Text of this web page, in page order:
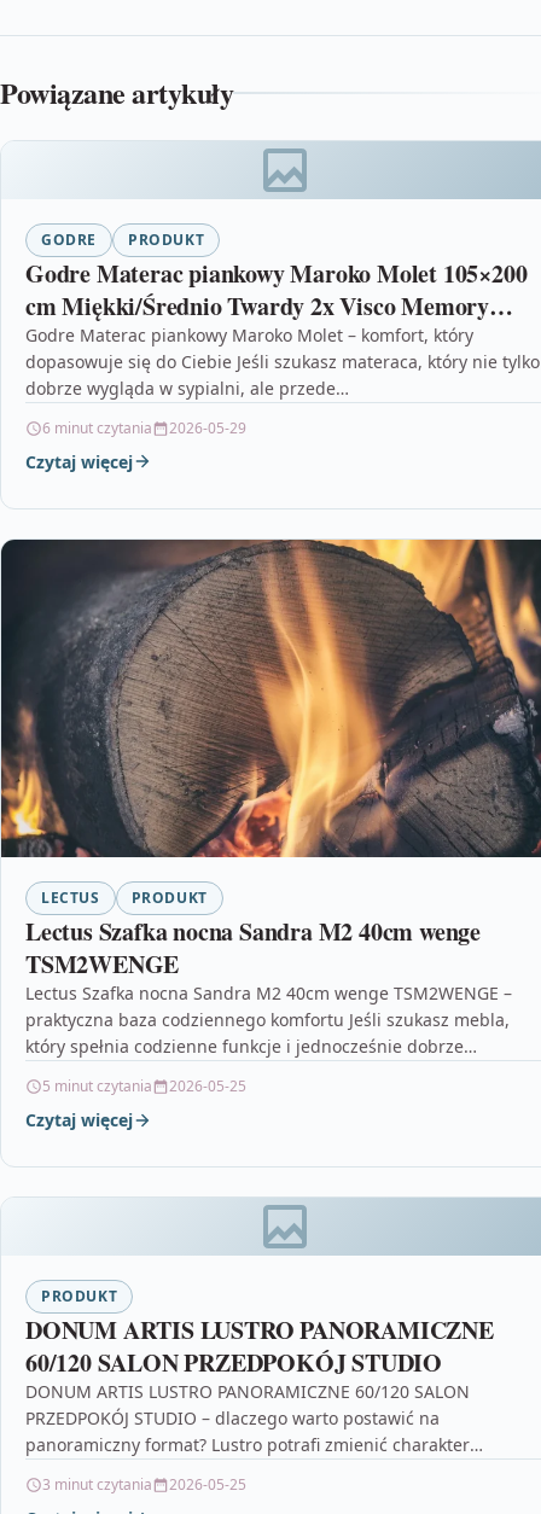
Powiązane artykuły
GODRE PRODUKT
Godre Materac piankowy Maroko Molet 105×200
cm Miękki/Średnio Twardy 2x Visco Memory
H1/H2
Godre Materac piankowy Maroko Molet – komfort, który
dopasowuje się do Ciebie Jeśli szukasz materaca, który nie tylko
dobrze wygląda w sypialni, ale przede…
6 minut czytania 2026-05-29
Czytaj więcej
LECTUS PRODUKT
Lectus Szafka nocna Sandra M2 40cm wenge
TSM2WENGE
Lectus Szafka nocna Sandra M2 40cm wenge TSM2WENGE –
praktyczna baza codziennego komfortu Jeśli szukasz mebla,
który spełnia codzienne funkcje i jednocześnie dobrze
5 minut czytania 2026-05-25
Czytaj więcej
PRODUKT
DONUM ARTIS LUSTRO PANORAMICZNE
60/120 SALON PRZEDPOKÓJ STUDIO
DONUM ARTIS LUSTRO PANORAMICZNE 60/120 SALON
PRZEDPOKÓJ STUDIO – dlaczego warto postawić na
panoramiczny format? Lustro potrafi zmienić charakter
3 minut czytania 2026-05-25